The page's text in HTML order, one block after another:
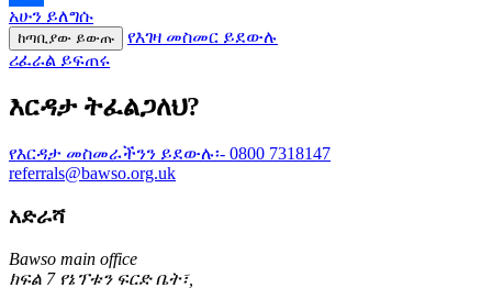
Share
አሁን ይለግሱ
ከጣቢያው ይውጡ
የእገዛ መስመር ይደውሉ
ሪፈራል ይፍጠሩ
እርዳታ ትፈልጋለህ?
የእርዳታ መስመራችንን ይደውሉ፡- 0800 7318147
referrals@bawso.org.uk
አድራሻ
Bawso main office
ክፍል 7 የኔፕቱን ፍርድ ቤት፣,